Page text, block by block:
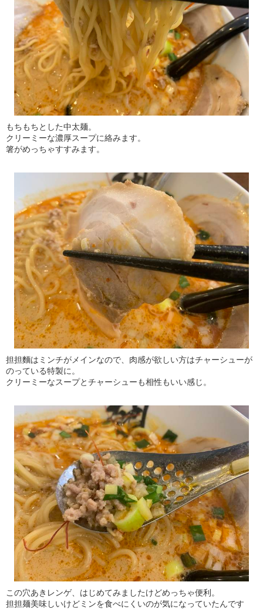
もちもちとした中太麺。
クリーミーな濃厚スープに絡みます。
箸がめっちゃすすみます。
担担麵はミンチがメインなので、肉感が欲しい方はチャーシューが
のっている特製に。
クリーミーなスープとチャーシューも相性もいい感じ。
この穴あきレンゲ、はじめてみましたけどめっちゃ便利。
担担麺美味しいけどミンを食べにくいのが気になっていたんです